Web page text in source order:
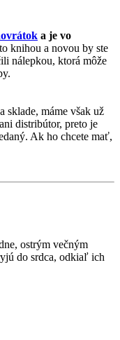
a je vo
knihou a novou by ste
nálepkou, ktorá môže
sklade, máme však už
distribútor, preto je
Ak ho chcete mať,
ostrým večným
do srdca, odkiaľ ich